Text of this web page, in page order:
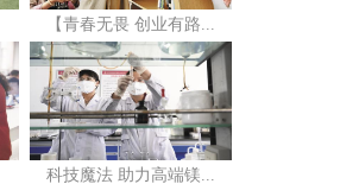
【青春无畏 创业有路...
科技魔法 助力高端镁...